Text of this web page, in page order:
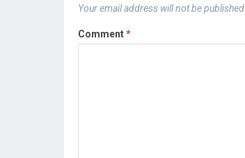
Your email address will not be published.
Comment*